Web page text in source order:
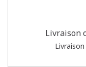
Livraison